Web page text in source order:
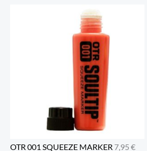
OTR 001 SQUEEZE MARKER 7,95 €